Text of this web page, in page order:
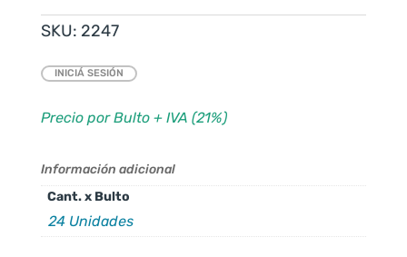
SKU: 2247
INICIÁ SESIÓN
Precio por Bulto + IVA (21%)
Información adicional
Cant. x Bulto
24 Unidades